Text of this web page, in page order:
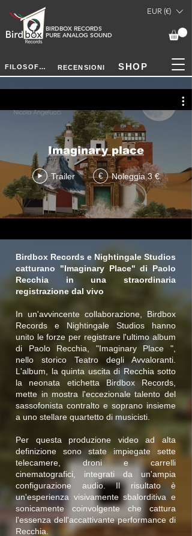
BIRDBOX RECORDS
PURE ANALOG SOUND
EUR (€)
FILOSOFIA RECENSIONI SHOP
Imaginary place
Trailer € Noleggia 3 €
Birdbox Records e Nightingale Studios
catturano "Imaginary Place" di Paolo
Recchia in una straordinaria
registrazione dal vivo
In un'avvincente collaborazione, Birdbox
Records e Nightingale Studios hanno
unito le forze per registrare l'ultimo album
di Paolo Recchia, "Imaginary Place ",
nello storico Teatro degli Avvaloranti.
L'album, la quinta uscita di Recchia sotto
la neonata etichetta Birdbox Records,
mette in mostra l'eccezionale talento del
sassofonista contralto e soprano insieme
a uno stellare quartetto di musicisti.
Per questa produzione video ad alta
definizione sono state impiegate sette
telecamere, droni e carrelli
cinematografici, integrati da un'ampia
configurazione audio. Il risultato è
un'esperienza visivamente sbalorditiva e
sonicamente coinvolgente che cattura
l'essenza dell'accattivante performance di
Recchia.